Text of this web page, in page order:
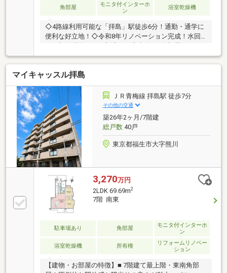
角部屋
モニタ付インターホ
ン
浴室乾燥機
◇4路線利用可能な「拝島」駅徒歩6分！通勤・通学に
便利な好立地！◇令和8年リノベーション完成！水回
陽当たり・眺望良好！◇全室に内窓＆エアコン設置可
能！WIC2ヶ所など収納充実の3LDK！◇大切なペット
と暮らせる！平置駐車場や家庭菜園コーナーも完備！
【３６５日 年中無休】見学予約システムに対象日付
が指定できない場合でも原則即日ご対応可能です。定
休日を設けない対応力でお客様の見たい知りたいを叶
えます。【住宅ローンに強い！】常時20行以上の金融
機関と取引有り。お客様に合わせて適切なプランをご
提案させて頂きます。
マイキャッスル拝島
ＪＲ青梅線 拝島駅 徒歩7分
その他の交通
築26年2ヶ月/7階建
総戸数40戸
東京都福生市大字熊川
3,270万円
2LDK 69.69m2
7階 南東
駐車場あり 角部屋
モニタ付インターホ
ン
浴室乾燥機 所有権
リフォームリノベー
ション
【建物・お部屋の特徴】■ 7階建て最上階・東南角部